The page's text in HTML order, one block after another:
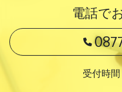
電話で
電
受付時